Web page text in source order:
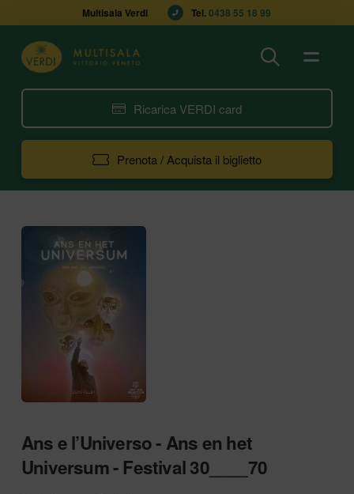
Multisala Verdi Tel. 0438 55 18 99
Ricarica VERDI card
Prenota / Acquista il biglietto
Ans e l’Universo - Ans en het
Universum - Festival 30____70